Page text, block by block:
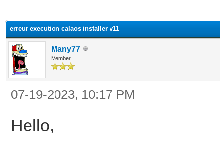
erreur execution calaos installer v11
Many77
Member
07-19-2023, 10:17 PM
Hello,